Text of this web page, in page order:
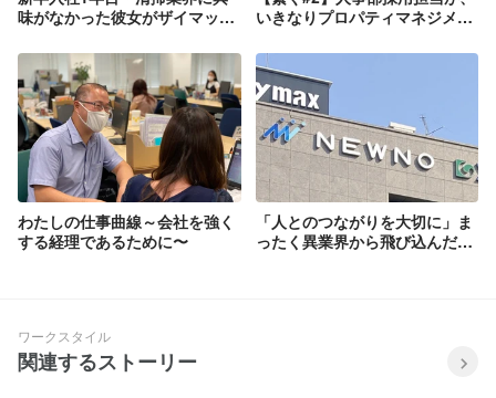
味がなかった彼女がザイマック
いきなりプロパティマネジメン
５年目
わたしの仕事曲線～会社を強く
する経理であるために〜
「人とのつながりを大切に」ま
ったく異業界から飛び込んだ私
ワークスタイル
関連するストーリー